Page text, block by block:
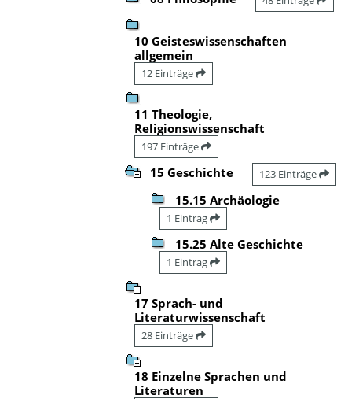
10 Geisteswissenschaften
allgemein
12 Einträge
11 Theologie,
Religionswissenschaft
197 Einträge
15 Geschichte 123 Einträge
15.15 Archäologie
1 Eintrag
15.25 Alte Geschichte
1 Eintrag
17 Sprach- und
Literaturwissenschaft
28 Einträge
18 Einzelne Sprachen und
Literaturen